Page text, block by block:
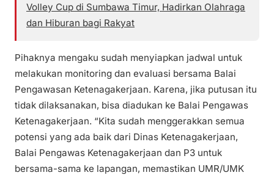
Volley Cup di Sumbawa Timur, Hadirkan Olahraga
dan Hiburan bagi Rakyat
Pihaknya mengaku sudah menyiapkan jadwal untuk
melakukan monitoring dan evaluasi bersama Balai
Pengawasan Ketenagakerjaan. Karena, jika putusan itu
tidak dilaksanakan, bisa diadukan ke Balai Pengawas
Ketenagakerjaan. “Kita sudah menggerakkan semua
potensi yang ada baik dari Dinas Ketenagakerjaan,
Balai Pengawas Ketenagakerjaan dan P3 untuk
bersama-sama ke lapangan, memastikan UMR/UMK